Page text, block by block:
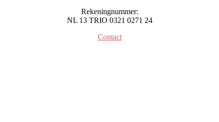
Rekeningnummer:
NL 13 TRIO 0321 0271 24
Contact